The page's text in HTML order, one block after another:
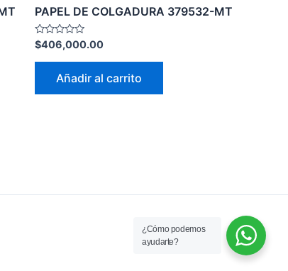
PAPEL DE COLGADURA 379532-MT
Valorado
con
0
$406,000.00
Añadir al carrito
¿Cómo podemos
ayudarte?